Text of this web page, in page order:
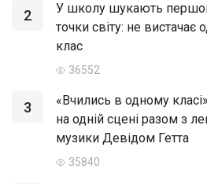
2
У школу шукають
точки світу: не вистачає
клас
36552
3
«Вчились в одному
на одній сцені разом з
музики Девідом Гетта
35840